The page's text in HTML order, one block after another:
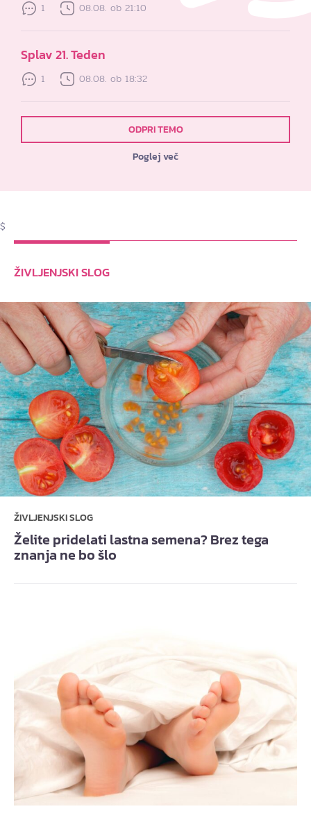
1 08.08. ob 21:10
Splav 21. Teden
1 08.08. ob 18:32
ODPRI TEMO
Poglej več
$
ŽIVLJENJSKI SLOG
ŽIVLJENJSKI SLOG
Želite pridelati lastna semena? Brez tega
znanja ne bo šlo